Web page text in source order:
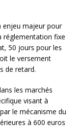
enjeu majeur pour
réglementation fixe
50 jours pour les
le versement
de retard.
les marchés
visant à
le mécanisme du
à 600 euros